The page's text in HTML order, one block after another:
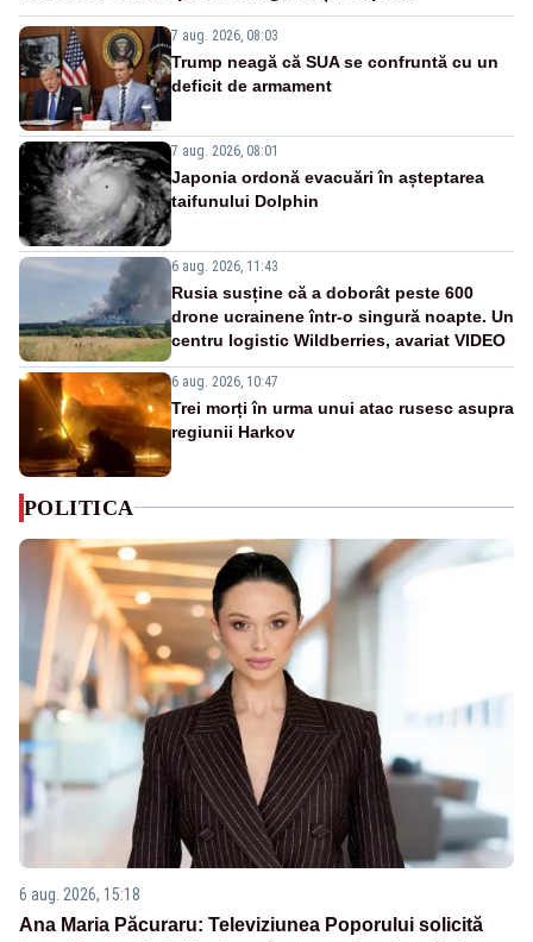
7 aug. 2026, 08:03
Trump neagă că SUA se confruntă cu un
deficit de armament
7 aug. 2026, 08:01
Japonia ordonă evacuări în așteptarea
taifunului Dolphin
6 aug. 2026, 11:43
Rusia susține că a doborât peste 600
drone ucrainene într-o singură noapte. Un
centru logistic Wildberries, avariat VIDEO
6 aug. 2026, 10:47
Trei morți în urma unui atac rusesc asupra
regiunii Harkov
POLITICA
6 aug. 2026, 15:18
Ana Maria Păcuraru: Televiziunea Poporului solicită